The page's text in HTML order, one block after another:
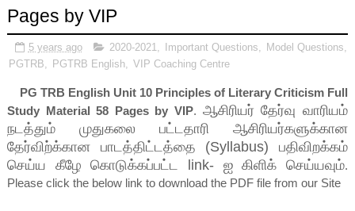
Pages by VIP
5 years ago 2020-2021 Important Questions Model Questions
PGTRB
PGTRB English, VIP Coaching Centre
PG TRB English Unit 10 Principles of Literary Criticism Full
Study Material 58 Pages by VIP. ஆசிரியர் தேர்வு வாரியம்
நடத்தும் முதுகலை பட்டதாரி ஆசிரியர்களுக்கான
தேர்விற்க்கான பாடத்திட்டத்தை (Syllabus) பதிவிறக்கம்
செய்ய கீழே கொடுக்கப்பட்ட link- ஐ கிளிக் செய்யவும்.
Please click the below link to download the PDF file from our Site